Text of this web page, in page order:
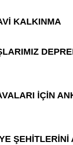
KALKINMA
İÇİN
ŞEHİTLERİNİ